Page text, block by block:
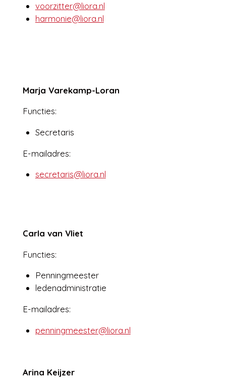
voorzitter@liora.nl
harmonie@liora.nl
Marja Varekamp-Loran
Functies:
Secretaris
E-mailadres:
secretaris@liora.nl
Carla van Vliet
Functies:
Penningmeester
ledenadministratie
E-mailadres:
penningmeester@liora.nl
Arina Keijzer